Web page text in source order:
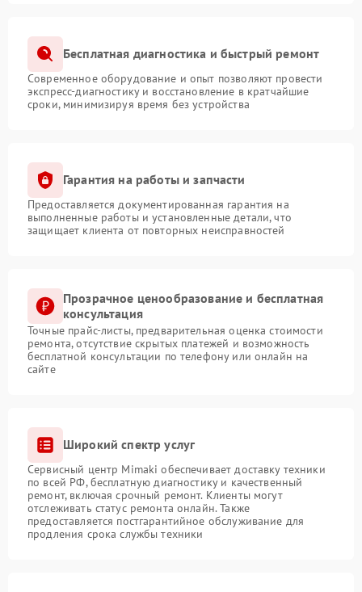
Бесплатная диагностика и быстрый ремонт
Современное оборудование и опыт позволяют провести
экспресс-диагностику и восстановление в кратчайшие
сроки, минимизируя время без устройства
Гарантия на работы и запчасти
Предоставляется документированная гарантия на
выполненные работы и установленные детали, что
защищает клиента от повторных неисправностей
Прозрачное ценообразование и бесплатная
консультация
Точные прайс-листы, предварительная оценка стоимости
ремонта, отсутствие скрытых платежей и возможность
бесплатной консультации по телефону или онлайн на
сайте
Широкий спектр услуг
Сервисный центр Mimaki обеспечивает доставку техники
по всей РФ, бесплатную диагностику и качественный
ремонт, включая срочный ремонт. Клиенты могут
отслеживать статус ремонта онлайн. Также
предоставляется постгарантийное обслуживание для
продления срока службы техники